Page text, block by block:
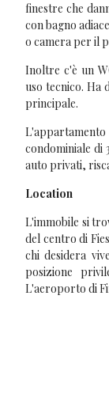
finestre che
con bagno
o camera per il
Inoltre c'è un
uso tecnico. Ha
principale.
condominiale di
auto privati,
Location
L'immobile si
del centro di
chi desidera
posizione
L'aeroporto di